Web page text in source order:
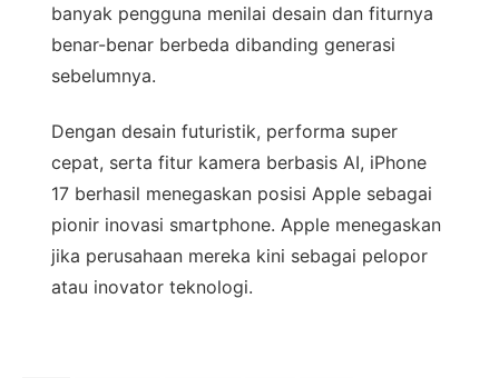
banyak pengguna menilai desain dan fiturnya
benar-benar berbeda dibanding generasi
sebelumnya.
Dengan desain futuristik, performa super
cepat, serta fitur kamera berbasis AI, iPhone
17 berhasil menegaskan posisi Apple sebagai
pionir inovasi smartphone. Apple menegaskan
jika perusahaan mereka kini sebagai pelopor
atau inovator teknologi.